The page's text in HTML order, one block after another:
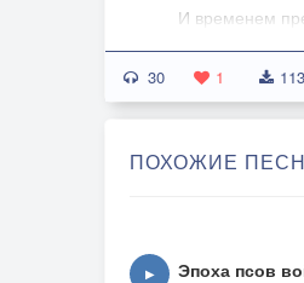
И временем
Грязный
В лабиринте
А может в этом
Бьётся боль,
30 1 113
ПОХОЖИЕ
▶ Эпоха псов